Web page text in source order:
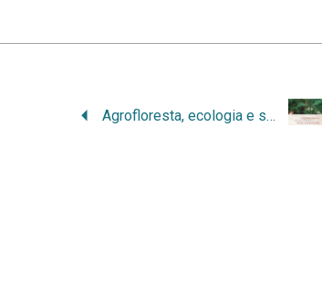
Agrofloresta, ecologia e sociedade